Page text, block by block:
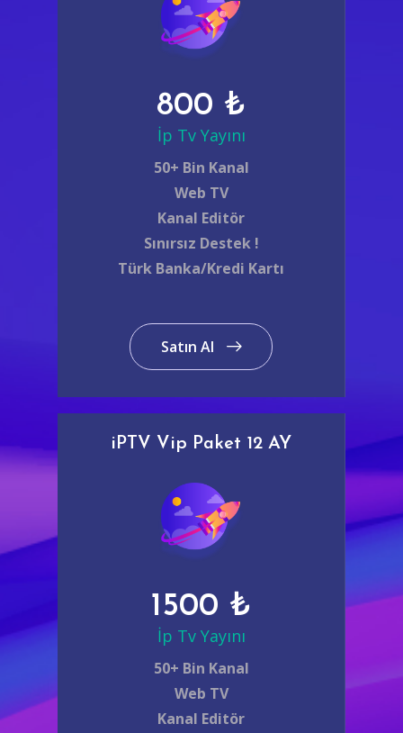
800 ₺
İp Tv Yayını
50+ Bin Kanal
Web TV
Kanal Editör
Sınırsız Destek !
Türk Banka/Kredi Kartı
Satın Al
iPTV Vip Paket 12 AY
1500 ₺
İp Tv Yayını
50+ Bin Kanal
Web TV
Kanal Editör